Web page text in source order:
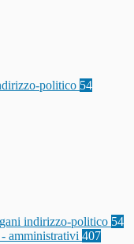
politico 54
indirizzo-politico 54
amministrativi 407